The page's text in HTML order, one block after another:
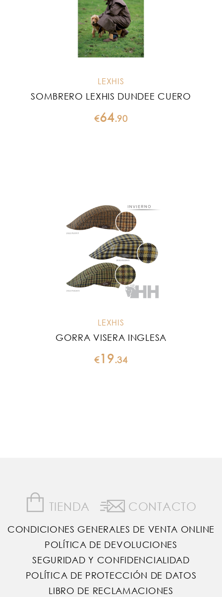
LEXHIS
SOMBRERO LEXHIS DUNDEE CUERO
€64.90
LEXHIS
GORRA VISERA INGLESA
€19.34
TIENDA CONTACTO
CONDICIONES GENERALES DE VENTA ONLINE
POLÍTICA DE DEVOLUCIONES
SEGURIDAD Y CONFIDENCIALIDAD
POLÍTICA DE PROTECCIÓN DE DATOS
LIBRO DE RECLAMACIONES